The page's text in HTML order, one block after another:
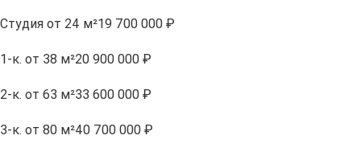
Студия от 24 м²19 700 000 ₽
1-к. от 38 м²20 900 000 ₽
2-к. от 63 м²33 600 000 ₽
3-к. от 80 м²40 700 000 ₽